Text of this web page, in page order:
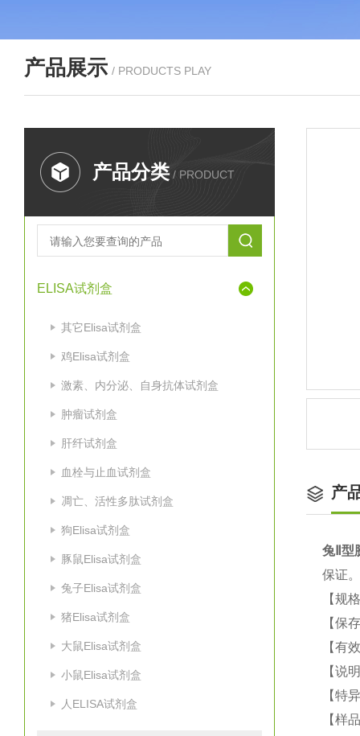
产品展示 / PRODUCTS PLAY
产品分类 / PRODUCT
ELISA试剂盒
其它Elisa试剂盒
鸡Elisa试剂盒
激素、内分泌、自身抗体试剂盒
肿瘤试剂盒
肝纤试剂盒
血栓与止血试剂盒
凋亡、活性多肽试剂盒
狗Elisa试剂盒
豚鼠Elisa试剂盒
兔子Elisa试剂盒
猪Elisa试剂盒
大鼠Elisa试剂盒
小鼠Elisa试剂盒
人ELISA试剂盒
产
兔Ⅱ型
保证
【规
【保
【有
【说
【特
【样